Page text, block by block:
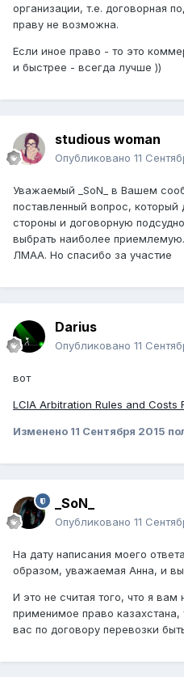
организации, т.е. договорная
праву не возможна.
Если иное право - то это
и быстрее - всегда лучше ))
studious woman
Опубликовано 11
Уважаемый _SoN_ в Вашем
поставленный вопрос, который
стороны и договорную
выбрать наиболее
ЛМАА. Но спасибо за участие
Darius
Опубликовано 11
вот
LCIA Arbitration Rules and Costs
Изменено 11 Сентября 2015
_SoN_
Опубликовано 11
На дату написания моего
образом, уважаемая Анна, и
И это не считая того, что я вам
применимое право казахстана,
вас по договору перевозки